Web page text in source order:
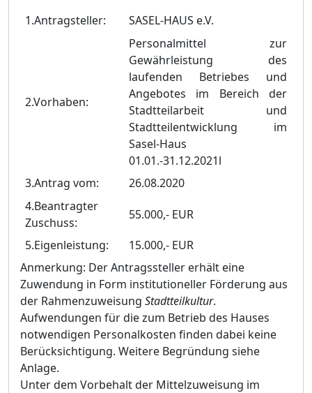
1.Antragsteller: SASEL-HAUS e.V.
2.Vorhaben:
Personalmittel zur
Gewährleistung des
laufenden Betriebes und
Angebotes im Bereich der
Stadtteilarbeit und
Stadtteilentwicklung im
Sasel-Haus
01.01.-31.12.2021l
3.Antrag vom:
26.08.2020
4.Beantragter
Zuschuss:
55.000,- EUR
5.Eigenleistung:
15.000,- EUR
Anmerkung: Der Antragssteller erhält eine
Zuwendung in Form institutioneller Förderung aus
der Rahmenzuweisung Stadtteilkultur.
Aufwendungen für die zum Betrieb des Hauses
notwendigen Personalkosten finden dabei keine
Berücksichtigung. Weitere Begründung siehe
Anlage.
Unter dem Vorbehalt der Mittelzuweisung im